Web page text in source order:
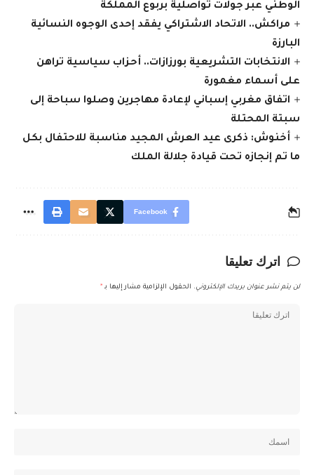
الوطني عبر جولات تواصلية بربوع المملكة
مراكش.. الاتحاد الاشتراكي يفقد إحدى الوجوه النسائية
البارزة
الانتخابات التشريعية بورزازات.. أحزاب سياسية تراهن
على أسماء مغمورة
اتفاق مغربي إسباني لإعادة مهاجرين وصلوا سباحة إلى
سبتة المحتلة
أخنوش: ذكرى عيد العرش المجيد مناسبة للاحتفال بكل
ما تم إنجازه تحت قيادة جلالة الملك
Facebook
اترك تعليقا
لن يتم نشر عنوان بريدك الإلكتروني. الحقول الإلزامية مشار إليها بـ *